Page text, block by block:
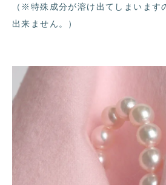
（※特殊成分が溶け出てしまいます
出来ません。）